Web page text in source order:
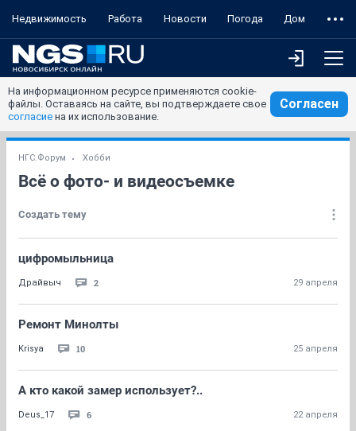
Недвижимость Работа Новости Погода Дом
На информационном ресурсе применяются cookie-
файлы. Оставаясь на сайте, вы подтверждаете свое
согласие на их использование.
Согласен
НГС.Форум Хобби
Всё о фото- и видеосъемке
Создать тему
цифромыльница
Драйвыч 2 29 апреля
Ремонт Минолты
Krisya 10 25 апреля
А кто какой замер использует?..
Deus_17 6 22 апреля